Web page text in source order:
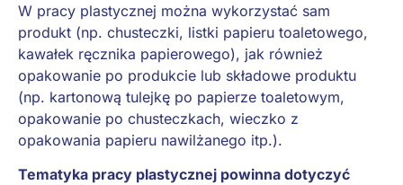
W pracy plastycznej można wykorzystać sam
produkt (np. chusteczki, listki papieru toaletowego,
kawałek ręcznika papierowego), jak również
opakowanie po produkcie lub składowe produktu
(np. kartonową tulejkę po papierze toaletowym,
opakowanie po chusteczkach, wieczko z
opakowania papieru nawilżanego itp.).
Tematyka pracy plastycznej powinna dotyczyć